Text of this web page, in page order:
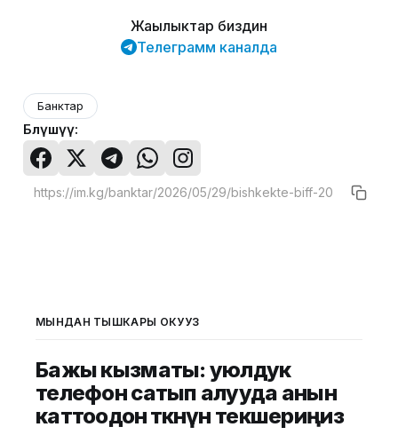
Жаңылыктар биздин
Телеграмм каналда
Банктар
Бөлүшүү:
МЫНДАН ТЫШКАРЫ ОКУҢУЗ
Бажы кызматы: уюлдук
телефон сатып алууда анын
каттоодон өткөнүн текшериңиз